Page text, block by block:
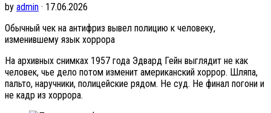
by admin · 17.06.2026
Обычный чек на антифриз вывел полицию к человеку,
изменившему язык хоррора
На архивных снимках 1957 года Эдвард Гейн выглядит не как
человек, чье дело потом изменит американский хоррор. Шляпа,
пальто, наручники, полицейские рядом. Не суд. Не финал погони и
не кадр из хоррора.